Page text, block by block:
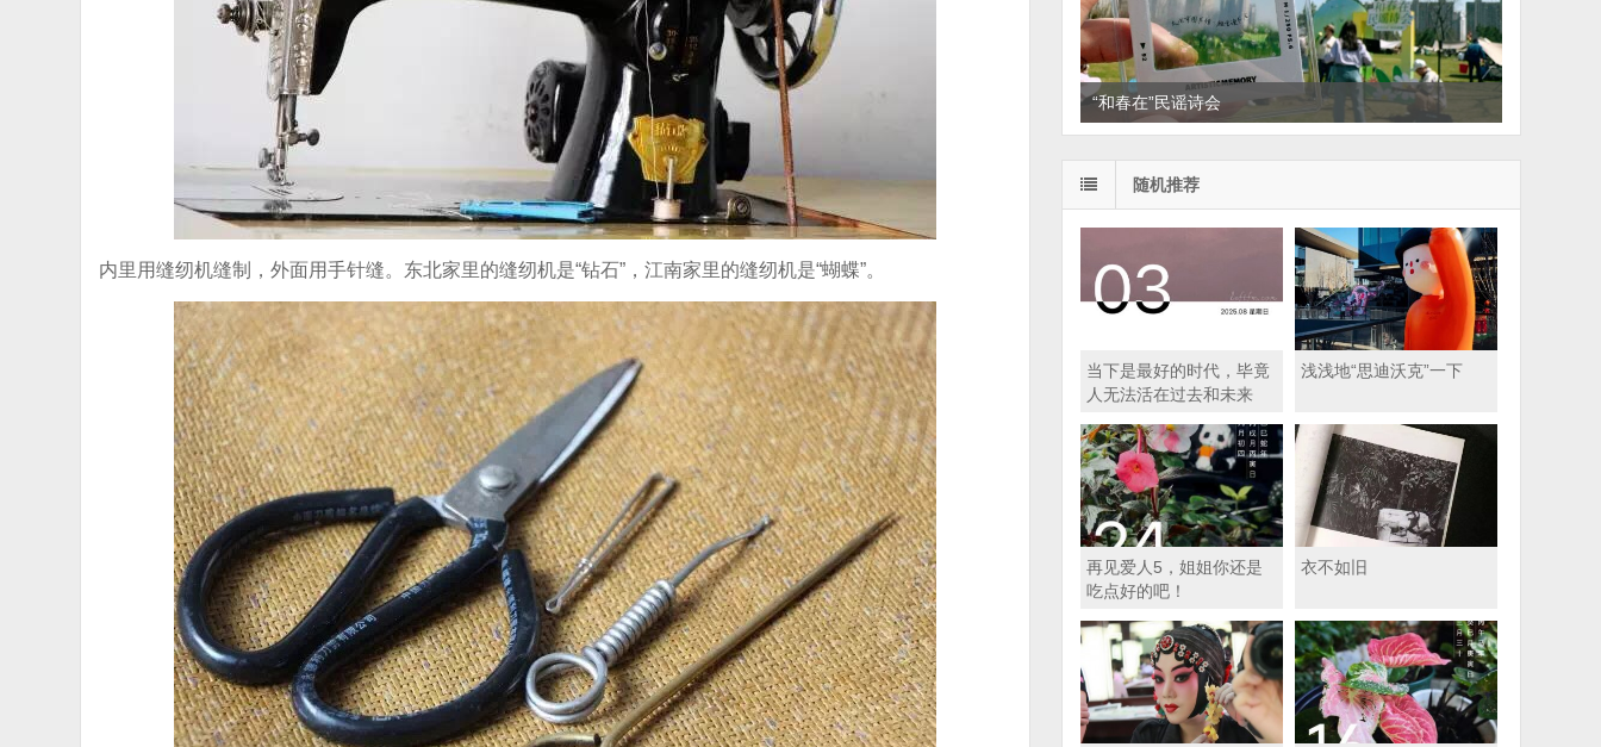
内里用缝纫机缝制，外面用手针缝。东北家里的缝纫机是“钻石”，江南家里的缝纫机是“蝴蝶”。
读家书单：悦读，散散班味
随机推荐
当下是最好的时代，毕竟
人无法活在过去和未来
浅浅地“思迪沃克”一下
再见爱人5，姐姐你还是
吃点好的吧！
衣不如旧